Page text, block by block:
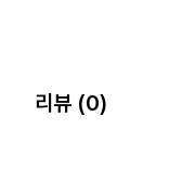
리뷰 (0)